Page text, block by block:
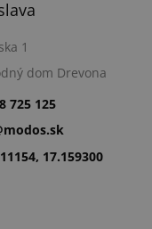
1
dom Drevona
725 125
17.159300